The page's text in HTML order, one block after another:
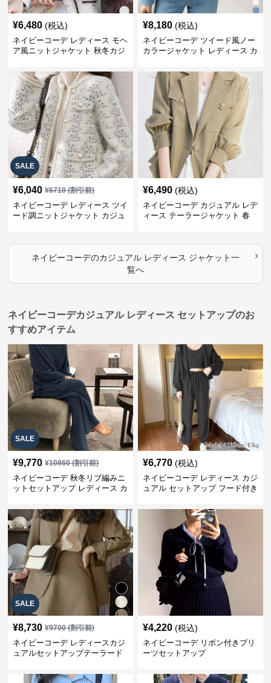
¥6,480 (税込)
ネイビーコーデ レディース モヘ
ア風ニットジャケット 秋冬カジ
¥8,180 (税込)
ネイビーコーデ ツイード風ノー
カラージャケット レディース カ
SALE
¥6,040 ¥6710(割引前)
ネイビーコーデ レディース ツイ
ード調ニットジャケット カジュ
¥6,490 (税込)
ネイビーコーデ カジュアル レデ
ィース テーラージャケット 春
ネイビーコーデのカジュアル レディース ジャケット一
覧へ
›
ネイビーコーデカジュアル レディース セットアップのお
すすめアイテム
SALE
¥9,770 ¥10860(割引前)
ネイビーコーデ 秋冬リブ編みニ
ットセットアップ レディース カ
¥6,770 (税込)
ネイビーコーデ レディース カジ
ュアル セットアップ フード付き
SALE
¥8,730 ¥9700(割引前)
ネイビーコーデ レディースカジ
ュアルセットアップテーラード
¥4,220 (税込)
ネイビーコーデ リボン付きプリ
ーツセットアップ